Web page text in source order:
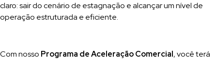
claro: sair do cenário de estagnação e alcançar um nível de
operação estruturada e eficiente.
Com nosso Programa de Aceleração Comercial, você terá